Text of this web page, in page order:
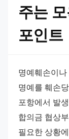
주는
포인트
명예훼손이
명예를 훼손
포항에서 발
합의금 협상
필요한 상황